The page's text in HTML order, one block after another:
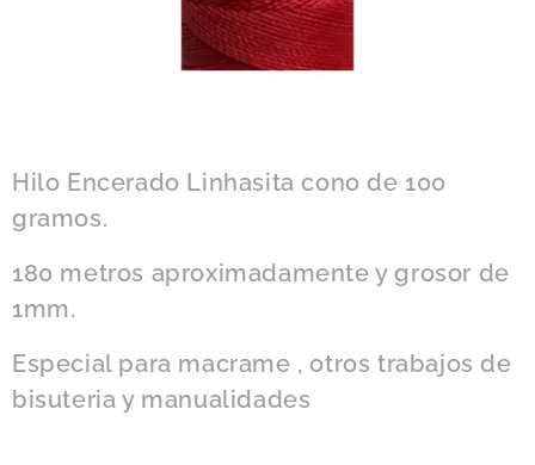
Hilo Encerado Linhasita cono de 100
gramos.
180 metros aproximadamente y grosor de
1mm.
Especial para macrame , otros trabajos de
bisuteria y manualidades